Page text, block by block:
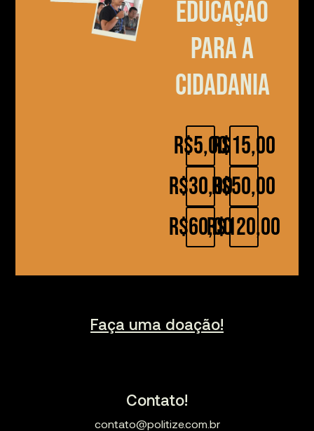
educação
para a
cidadania
R$5,00
R$30,00
R$60,00
R$15,00
R$50,00
R$120,00
Faça uma doação!
Contato!
contato@politize.com.br